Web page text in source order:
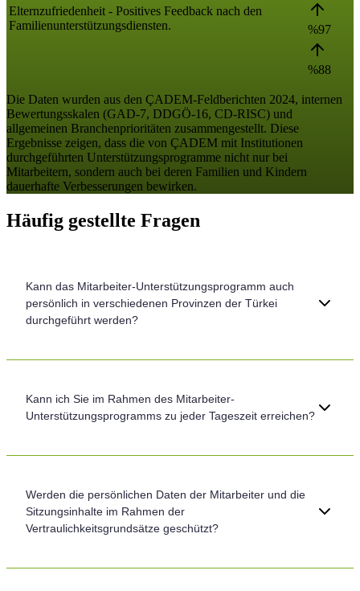
Elternzufriedenheit - Positives Feedback nach den
Familienunterstützungsdiensten.
%97
%88
Die Daten wurden aus den ÇADEM-Feldberichten 2024, internen
Bewertungsskalen (GAD-7, DDGÖ-16, CD-RISC) und
allgemeinen Branchenprioritäten zusammengestellt. Diese
Ergebnisse zeigen, dass die von ÇADEM mit Institutionen
durchgeführten Unterstützungsprogramme nicht nur bei
Mitarbeitern, sondern auch bei deren Familien und Kindern
dauerhafte Verbesserungen bewirken.
Häufig gestellte Fragen
Kann das Mitarbeiter-Unterstützungsprogramm auch
persönlich in verschiedenen Provinzen der Türkei
durchgeführt werden?
Expertennetzwerk in 81 Provinzen in der gesamten Türkei an.
Dank dieser Struktur, die geografische Einschränkungen beseitigt,
Kann ich Sie im Rahmen des Mitarbeiter-
Unterstützungsprogramms zu jeder Tageszeit erreichen?
mit einer starken technischen und organisatorischen Infrastruktur
durchgeführt. Dank unseres rund um die Uhr aktiven Mitarbeiter-
Callcenters wird auch in dringenden Bedarfsmomenten
Werden die persönlichen Daten der Mitarbeiter und die
Sitzungsinhalte im Rahmen der
Vertraulichkeitsgrundsätze geschützt?